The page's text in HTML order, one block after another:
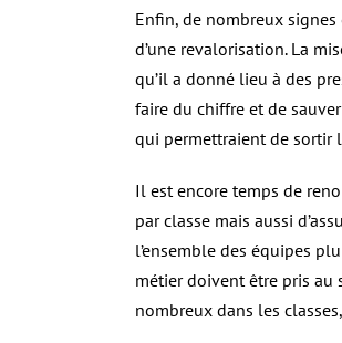
Enfin, de nombreux signes
d’une revalorisation. La
qu’il a donné lieu à des
faire du chiffre et de
qui permettraient de sortir
Il est encore temps de
par classe mais aussi
l’ensemble des équipes
métier doivent être pris au
nombreux dans les